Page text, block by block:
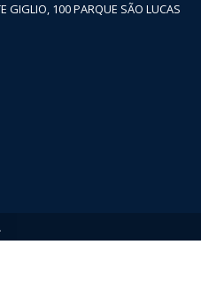
GIGLIO, 100 PARQUE SÃO LUCAS